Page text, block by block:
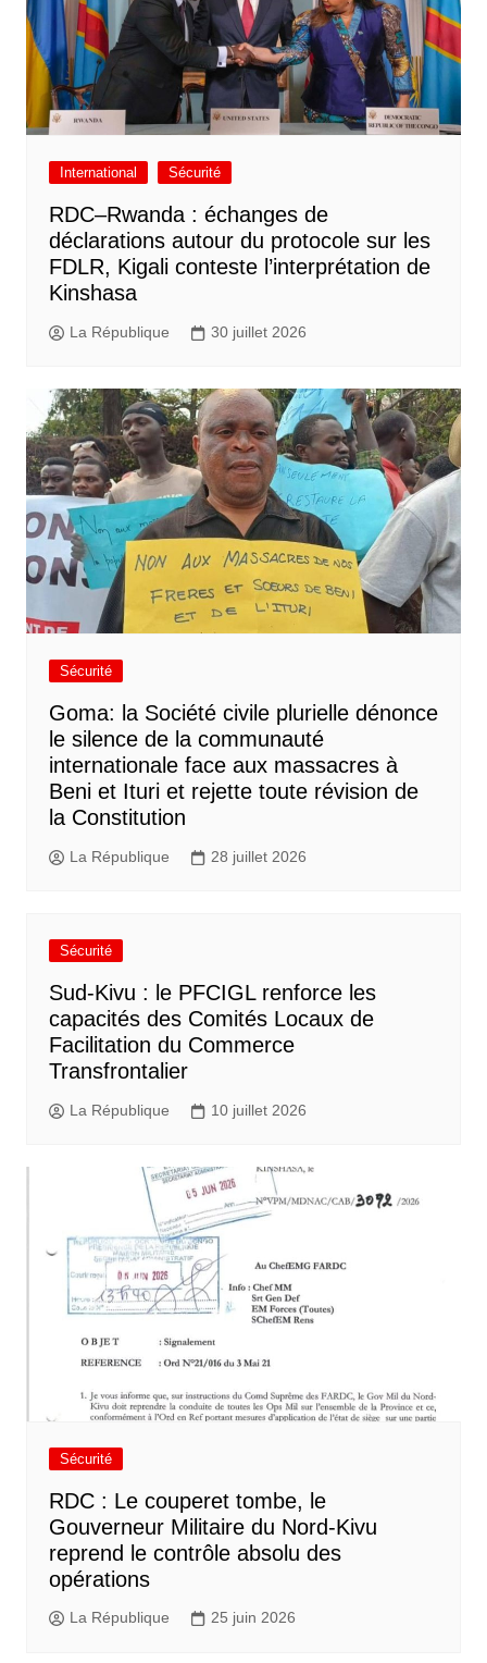
International Sécurité
RDC–Rwanda : échanges de
déclarations autour du protocole sur les
FDLR, Kigali conteste l’interprétation de
Kinshasa
La République 30 juillet 2026
Sécurité
Goma: la Société civile plurielle dénonce
le silence de la communauté
internationale face aux massacres à
Beni et Ituri et rejette toute révision de
la Constitution
La République 28 juillet 2026
Sécurité
Sud-Kivu : le PFCIGL renforce les
capacités des Comités Locaux de
Facilitation du Commerce
Transfrontalier
La République 10 juillet 2026
Sécurité
RDC : Le couperet tombe, le
Gouverneur Militaire du Nord-Kivu
reprend le contrôle absolu des
opérations
La République 25 juin 2026